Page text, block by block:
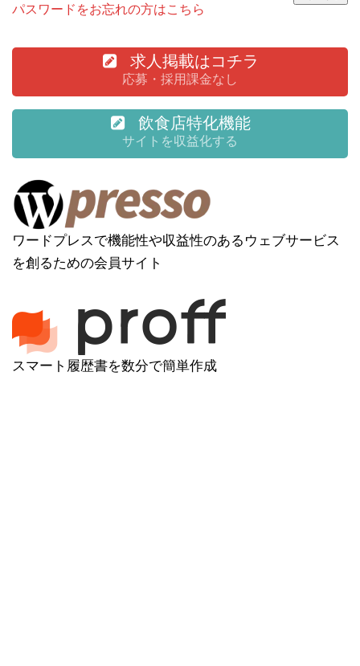
パスワードをお忘れの方はこちら
求人掲載はコチラ
応募・採用課金なし
飲食店特化機能
サイトを収益化する
ワードプレスで機能性や収益性のあるウェブサービス
を創るための会員サイト
スマート履歴書を数分で簡単作成